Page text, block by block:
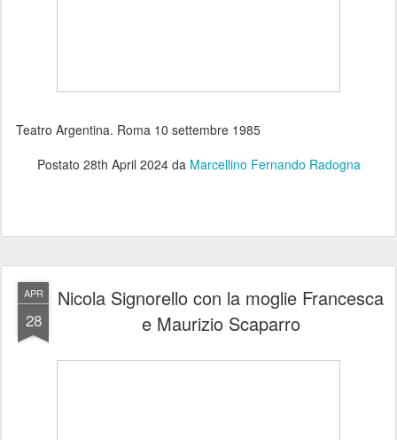
Teatro Argentina. Roma 10 settembre 1985
Postato 28th April 2024da Marcellino Fernando Radogna
APR
28
Nicola Signorello con la moglie Francesca
e Maurizio Scaparro